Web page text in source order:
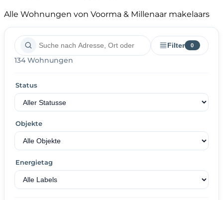
Alle Wohnungen von Voorma & Millenaar makelaars
Filter 0
134 Wohnungen
Status
Objekte
Energietag